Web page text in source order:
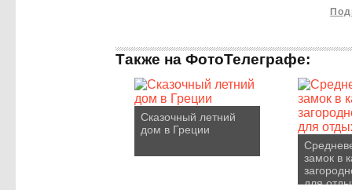
Также на ФотоТелеграфе:
Сказочный летний
дом в Греции
замок в
для